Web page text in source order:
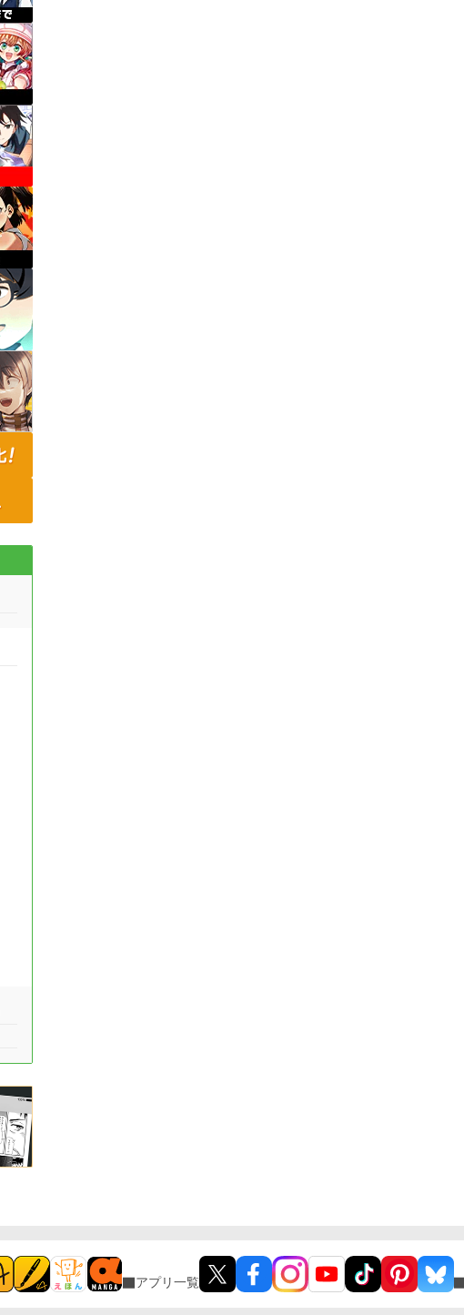
アプリ一覧